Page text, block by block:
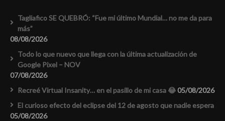
Tagliafico SE QUEBRÓ: “Fue mi último Mundial… no me da para
más”
08/08/2026
Todo lo que nuevo que llega con la última actualización de
Google Pixel – NOV
07/08/2026
Recreé Virtual Insanity… en el pasillo de mi casa 😂05/08/2026
El curioso efecto del eclipse del 12 de agosto que nadie espera
05/08/2026